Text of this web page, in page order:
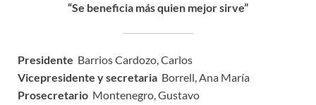
“Se beneficia más quien mejor sirve”
Presidente Barrios Cardozo, Carlos
Vicepresidente y secretaria Borrell, Ana María
Prosecretario Montenegro, Gustavo